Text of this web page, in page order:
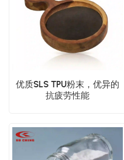
优质SLS TPU粉末，优异的
抗疲劳性能